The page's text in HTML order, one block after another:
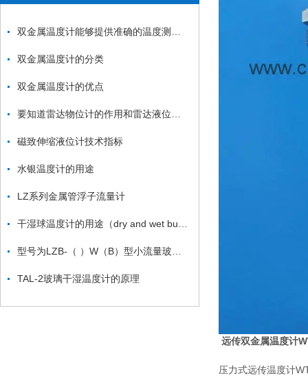
双金属温度计的分类
双金属温度计的优点
磁致伸缩液位计技术指标
水银温度计的用途
LZ系列金属管浮子流量计
TAL-2玻璃干湿温度计的原理
远传双金属温度计
压力式远传温度计